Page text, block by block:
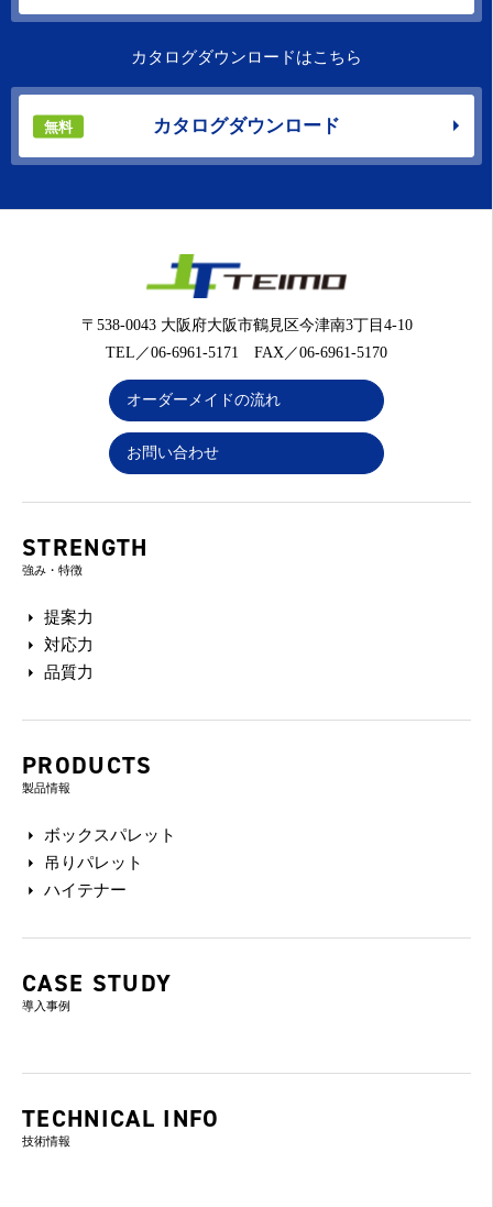
カタログダウンロードはこちら
無料 カタログダウンロード
〒538-0043 大阪府大阪市鶴見区今津南3丁目4-10
TEL／06-6961-5171 FAX／06-6961-5170
オーダーメイドの流れ
お問い合わせ
STRENGTH
強み・特徴
提案力
対応力
品質力
PRODUCTS
製品情報
ボックスパレット
吊りパレット
ハイテナー
CASE STUDY
導入事例
TECHNICAL INFO
技術情報